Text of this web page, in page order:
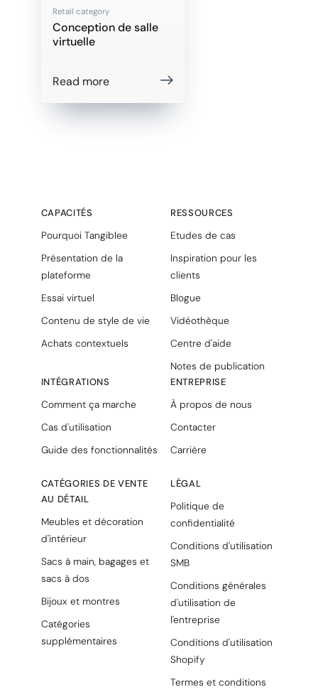
Retail category
Conception de salle
virtuelle
Read more
CAPACITÉS
Pourquoi Tangiblee
Présentation de la
plateforme
Essai virtuel
Contenu de style de vie
Achats contextuels
INTÉGRATIONS
Comment ça marche
Cas d'utilisation
Guide des fonctionnalités
CATÉGORIES DE VENTE
AU DÉTAIL
Meubles et décoration
d'intérieur
Sacs à main, bagages et
sacs à dos
Bijoux et montres
Catégories
supplémentaires
RESSOURCES
Etudes de cas
Inspiration pour les
clients
Blogue
Vidéothèque
Centre d'aide
Notes de publication
ENTREPRISE
À propos de nous
Contacter
Carrière
LÉGAL
Politique de
confidentialité
Conditions d'utilisation
SMB
Conditions générales
d'utilisation de
l'entreprise
Conditions d'utilisation
Shopify
Termes et conditions